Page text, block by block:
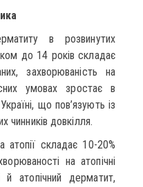
в розвинутих
до 14 років складає
захворюваність на
умовах зростає в
що пов’язують із
чинників довкілля.
атопії складає 10-20%
на атопічні
атопічний дерматит,